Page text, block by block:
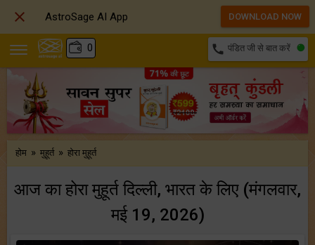
0 call पंडित जी से बात करें
होम » मुहूर्त » होरा मुहूर्त
आज का होरा मुहूर्त दिल्ली, भारत के लिए (मंगलवार,
मई 19, 2026)
 AstroSage AI App DOWNLOAD NOW